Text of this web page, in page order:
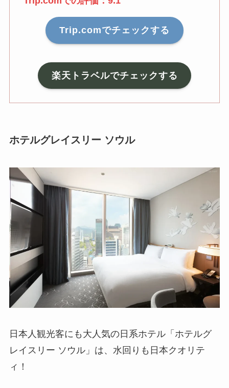
Trip.comでチェックする
楽天トラベルでチェックする
ホテルグレイスリー ソウル
日本人観光客にも大人気の日系ホテル「ホテルグ
レイスリー ソウル」は、水回りも日本クオリテ
ィ！